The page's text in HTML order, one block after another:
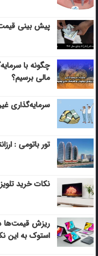
پیش بینی قیمت
چگونه با
مالی برسیم؟
سرمایه‌گذاری
تور باتومی :
نکات خرید
ریزش قیمت‌ها
استوک به این